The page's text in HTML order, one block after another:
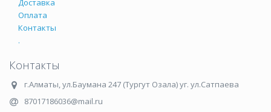
Доставка
Оплата
Контакты
.
Контакты
г.Алматы,ул.Баумана 247 (Тургут Озала) уг. ул.Сатпаева
87017186036@mail.ru